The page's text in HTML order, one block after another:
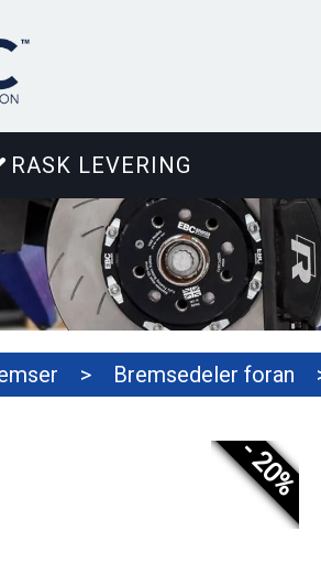
RASK LEVERING
> Bremsedeler foran
- 20%